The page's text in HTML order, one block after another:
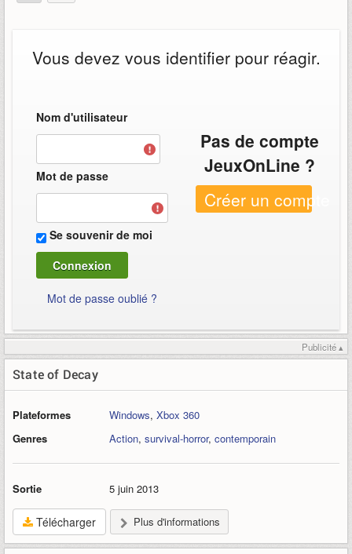
Vous devez vous identifier pour réagir.
Nom d'utilisateur
Mot de passe
Se souvenir de moi
Mot de passe oublié ?
Pas de compte
JeuxOnLine ?
Créer un compte
Publicité ▴
State of Decay
Plateformes Windows, Xbox 360
Genres
Action, survival-horror, contemporain
Sortie 5 juin 2013
Télécharger Plus d'informations